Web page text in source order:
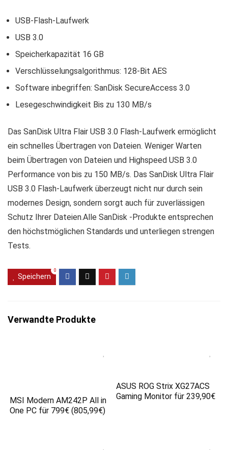
USB-Flash-Laufwerk
USB 3.0
Speicherkapazität 16 GB
Verschlüsselungsalgorithmus: 128-Bit AES
Software inbegriffen: SanDisk SecureAccess 3.0
Lesegeschwindigkeit Bis zu 130 MB/s
Das SanDisk Ultra Flair USB 3.0 Flash-Laufwerk ermöglicht
ein schnelles Übertragen von Dateien. Weniger Warten
beim Übertragen von Dateien und Highspeed USB 3.0
Performance von bis zu 150 MB/s. Das SanDisk Ultra Flair
USB 3.0 Flash-Laufwerk überzeugt nicht nur durch sein
modernes Design, sondern sorgt auch für zuverlässigen
Schutz Ihrer Dateien.Alle SanDisk -Produkte entsprechen
den höchstmöglichen Standards und unterliegen strengen
Tests.
Speichern
0
Verwandte Produkte
MSI Modern AM242P All in
One PC für 799€ (805,99€)
ASUS ROG Strix XG27ACS
Gaming Monitor für 239,90€